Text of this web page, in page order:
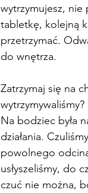
wytrzymujesz,
tabletkę, kolejną
przetrzymać.
do wnętrza.
Zatrzymaj się na
wytrzymywaliśmy?
Na bodziec była
działania.
powolnego
usłyszeliśmy, do
czuć nie można,